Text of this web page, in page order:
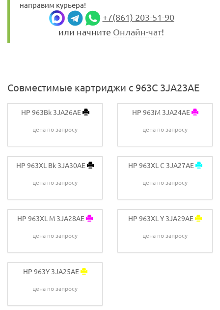
направим курьера!
+7(861) 203-51-90
или начните Онлайн-чат!
Совместимые картриджи с 963C 3JA23AE
HP 963Bk 3JA26AE
цена по запросу
HP 963M 3JA24AE
цена по запросу
HP 963XL Bk 3JA30AE
цена по запросу
HP 963XL C 3JA27AE
цена по запросу
HP 963XL M 3JA28AE
цена по запросу
HP 963XL Y 3JA29AE
цена по запросу
HP 963Y 3JA25AE
цена по запросу